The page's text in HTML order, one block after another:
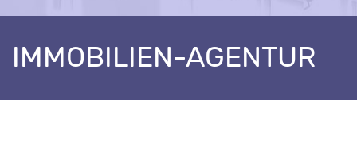
IMMOBILIEN-AGENTUR